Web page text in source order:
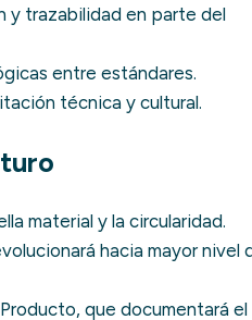
y trazabilidad en parte del
entre estándares.
técnica y cultural.
material y la circularidad.
hacia mayor nivel
, que documentará el